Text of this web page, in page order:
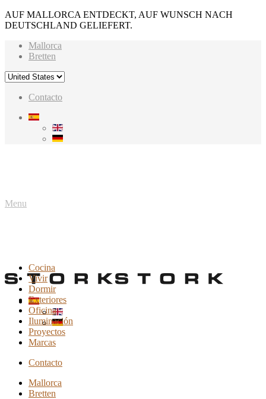
AUF MALLORCA ENTDECKT, AUF WUNSCH NACH
DEUTSCHLAND GELIEFERT.
Mallorca
Bretten
Contacto
Menu
Cocina
Vivir
Dormir
Exteriores
Oficina
Iluminación
Proyectos
Marcas
Contacto
Mallorca
Bretten